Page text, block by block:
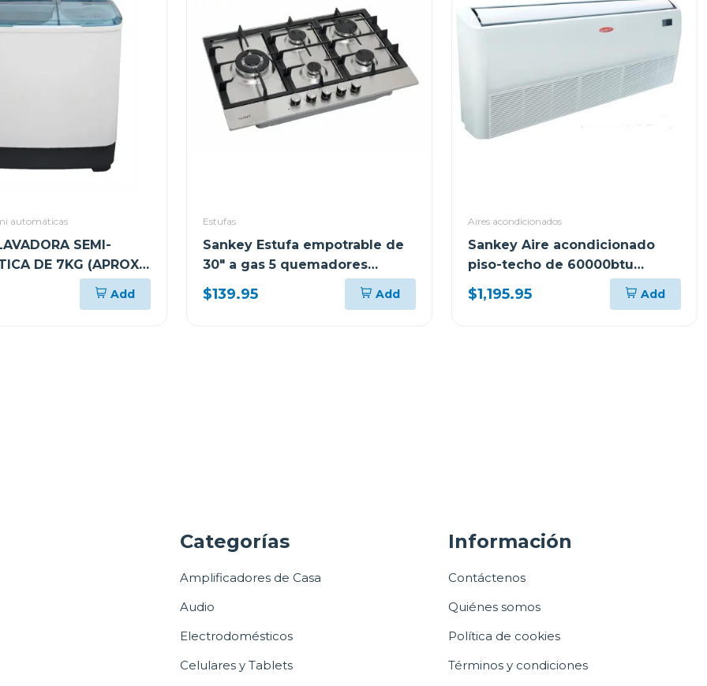
automáticas
SEMI-
DE 7KG (APROX)
Add
Estufas
Sankey Estufa empotrable de
30" a gas 5 quemadores
gsh791
$139.95 Add
Aires acondicionados
Sankey Aire acondicionado
piso-techo de 60000btu
ek60r410
$1,195.95 Add
Categorías
Amplificadores de Casa
Audio
Electrodomésticos
Celulares y Tablets
Información
Contáctenos
Quiénes somos
Política de cookies
Términos y condiciones